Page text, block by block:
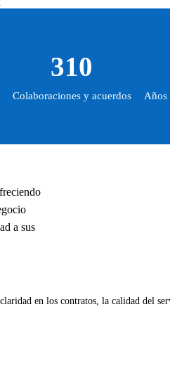
310
Colaboraciones y acuerdos Años
a sus